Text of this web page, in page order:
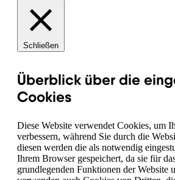
Schließen
Überblick über die
Cookies
Diese Website verwendet Cookies, um
verbessern, während Sie durch die
diesen werden die als notwendig
Ihrem Browser gespeichert, da sie für
grundlegenden Funktionen der Website